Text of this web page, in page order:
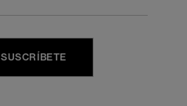
SUSCRÍBETE